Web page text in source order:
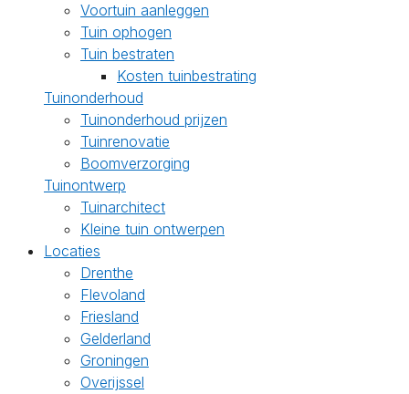
Voortuin aanleggen
Tuin ophogen
Tuin bestraten
Kosten tuinbestrating
Tuinonderhoud
Tuinonderhoud prijzen
Tuinrenovatie
Boomverzorging
Tuinontwerp
Tuinarchitect
Kleine tuin ontwerpen
Locaties
Drenthe
Flevoland
Friesland
Gelderland
Groningen
Overijssel